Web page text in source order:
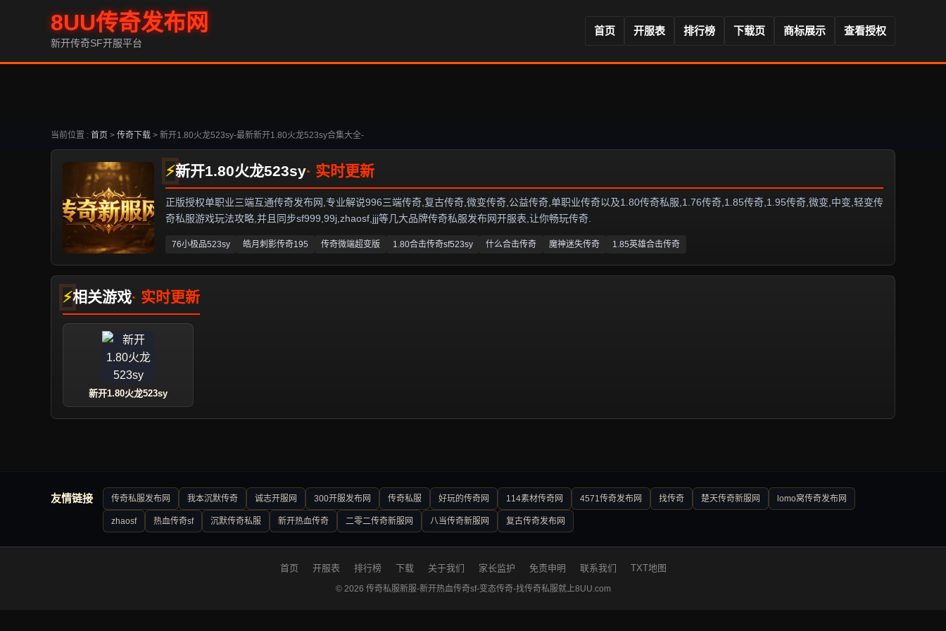
8UU传奇发布网
新开传奇SF开服平台
首页 开服表 排行榜 下载页 商标展示 查看授权
当前位置 : 首页 > 传奇下载 > 新开1.80火龙523sy-最新新开1.80火龙523sy合集大全-
新开1.80火龙523sy
正版授权单职业三端互通传奇发布网,专业解说996三端传奇,复古传奇,微变传奇,公益传奇,单职业传奇以及1.80传奇私服,1.76传奇,1.85传奇,1.95传奇,微变,中变,轻变传
奇私服游戏玩法攻略,并且同步sf999,99j,zhaosf,jjj等几大品牌传奇私服发布网开服表,让你畅玩传奇.
76小极品523sy 皓月刺影传奇195 传奇微端超变版 1.80合击传奇sf523sy 什么合击传奇 魔神迷失传奇 1.85英雄合击传奇
相关游戏
新开1.80火龙523sy
友情链接 传奇私服发布网 我本沉默传奇 诚志开服网 300开服发布网 传奇私服 好玩的传奇网 114素材传奇网 4571传奇发布网 找传奇 楚天传奇新服网 lomo窝传奇发布网
zhaosf 热血传奇sf 沉默传奇私服 新开热血传奇 二零二传奇新服网 八当传奇新服网 复古传奇发布网
首页 开服表 排行榜 下载 关于我们 家长监护 免责申明 联系我们 TXT地图
© 2026 传奇私服新服-新开热血传奇sf-变态传奇-找传奇私服就上8UU.com